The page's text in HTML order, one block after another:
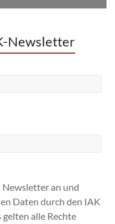
Newsletter
an und
Daten durch den IAK
gelten alle Rechte